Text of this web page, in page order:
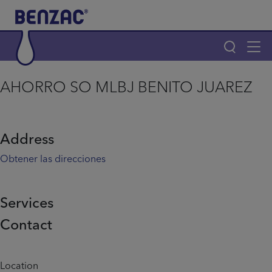
Skip to main content
Main navigation
¿Por qué elegir Benzac?
Home
Info menu
AHORRO SO MLBJ BENITO JUAREZ
Address
Obtener las direcciones
Services
Contact
Location